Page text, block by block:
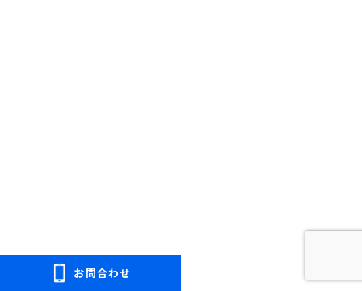
お問合わせ